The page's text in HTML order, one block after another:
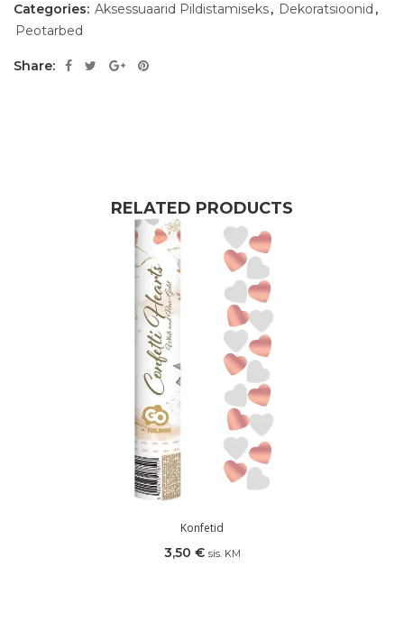
Categories: Aksessuaarid Pildistamiseks, Dekoratsioonid ,
Peotarbed
Share:
RELATED PRODUCTS
Konfetid
3,50 € sis. KM